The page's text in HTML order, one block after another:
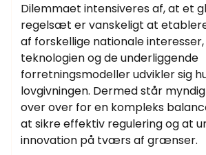
Dilemmaet intensiveres af, at et
regelsæt er vanskeligt at
af forskellige nationale
teknologien og de underliggende
forretningsmodeller udvikler sig
lovgivningen. Dermed står
over over for en kompleks
at sikre effektiv regulering og at
innovation på tværs af grænser.